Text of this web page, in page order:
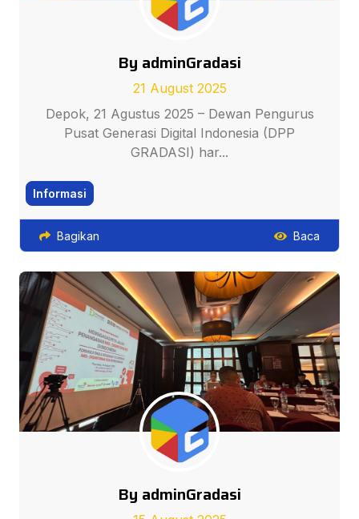
By adminGradasi
21 August 2025
Depok, 21 Agustus 2025 – Dewan Pengurus
Pusat Generasi Digital Indonesia (DPP
GRADASI) har...
Informasi
Bagikan Baca
By adminGradasi